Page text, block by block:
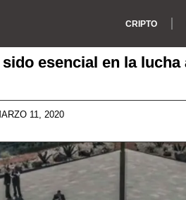
CRIPTO
esencial en la
11, 2020